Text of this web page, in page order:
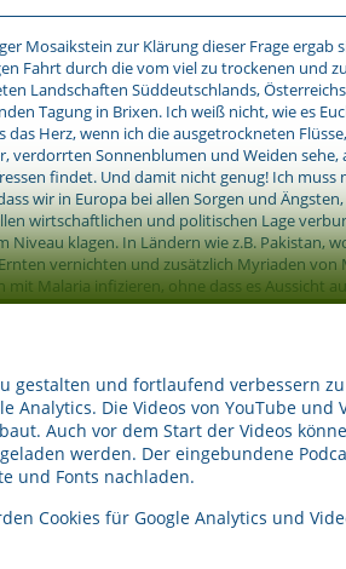
Mosaikstein zur Klärung dieser Frage ergab
Fahrt durch die vom viel zu trockenen und
Landschaften Süddeutschlands,
Tagung in Brixen. Ich weiß nicht, wie es
das Herz, wenn ich die ausgetrockneten
verdorrten Sonnenblumen und Weiden sehe,
findet. Und damit nicht genug! Ich muss
wir in Europa bei allen Sorgen und
wirtschaftlichen und politischen Lage
Niveau klagen. In Ländern wie z.B. Pakistan,
vernichten und zusätzlich Myriaden von
mit Malaria infizieren, ohne dass es Aussicht
um das nackte Überleben.
ich für mich und für Aurum Cordis nur einen
Vielmehr ist es höchste Zeit, der Frage
das Bewusstsein und Wissen stellen lässt, das
bereits gesammelt wurde.
ist eindeutig. Wir brauchen in unserem
Systemwandel eine innere
die tiefe Wahrheit zu spüren, die in dem oft
gestalten und fortlaufend verbessern
Analytics. Die Videos von YouTube und
Auch vor dem Start der Videos
werden. Der eingebundene
und Fonts nachladen.
Cookies für Google Analytics und